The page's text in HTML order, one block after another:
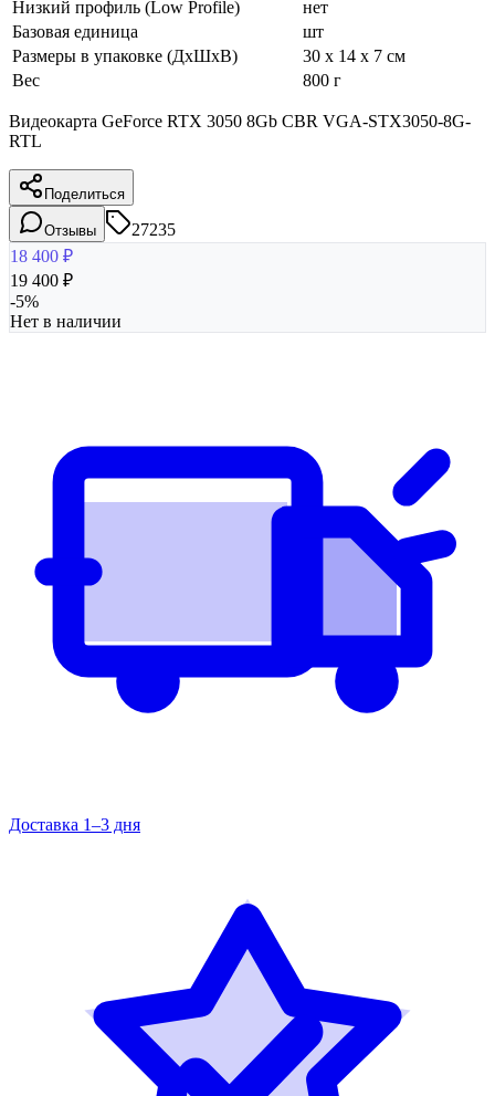
Низкий профиль (Low Profile)
нет
Базовая единица
шт
Размеры в упаковке (ДхШхВ)
30 x 14 x 7 см
Вес
800 г
Видеокарта GeForce RTX 3050 8Gb CBR VGA-STX3050-8G-
RTL
Поделиться
Отзывы
27235
18 400 ₽
19 400 ₽
-5%
Нет в наличии
Доставка 1–3 дня